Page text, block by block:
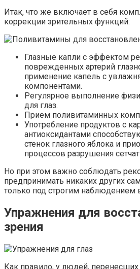
Итак, что же включает в себя
коррекции зрительных функций:
Глазные капли с эффектом
поврежденных артерий
применение капель с
компонентами.
Регулярное выполнение
для глаз.
Прием поливитаминных
Употребление продуктов с
антиоксидантами
стенок глазного яблока и
процессов разрушения
Но при этом важно соблюдать
предпринимать никаких других
только под строгим наблюдением
Упражнения для
зрения
Как правило, у людей, перенесших